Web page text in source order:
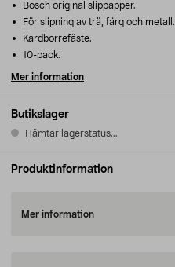
Butikslager
Hämtar lagerstatus...
Bosch original slippapper.
För slipning av trä, färg och metall.
Kardborrefäste.
10-pack.
Mer information
Produktinformation
Mer information